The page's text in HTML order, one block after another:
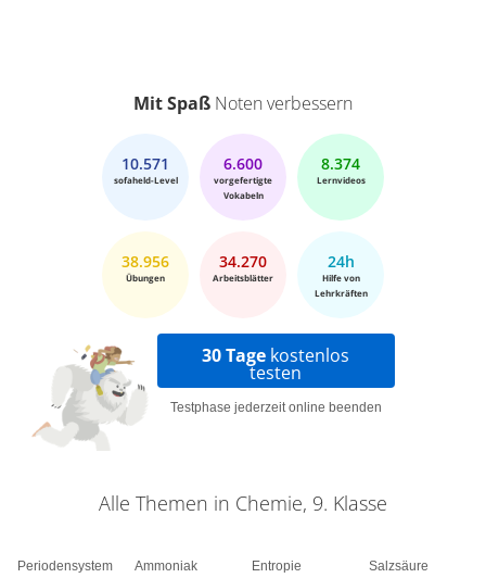
Mit Spaß Noten verbessern
10.571
sofaheld-Level
6.600
vorgefertigte
Vokabeln
8.374
Lernvideos
38.956
Übungen
34.270
Arbeitsblätter
24h
Hilfe von
Lehrkräften
30 Tage kostenlos
testen
Testphase jederzeit online beenden
Alle Themen in Chemie, 9. Klasse
Periodensystem
Ammoniak
Entropie
Salzsäure